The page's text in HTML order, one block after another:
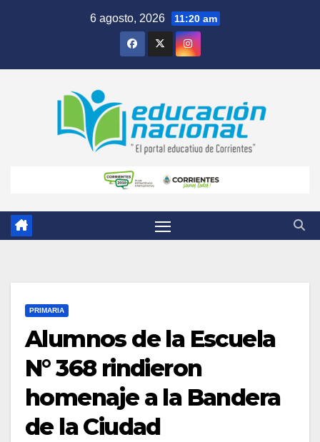
6 agosto, 2026 11:20 am
PRIMARIA
Alumnos de la Escuela
N° 368 rindieron
homenaje a la Bandera
de la Ciudad